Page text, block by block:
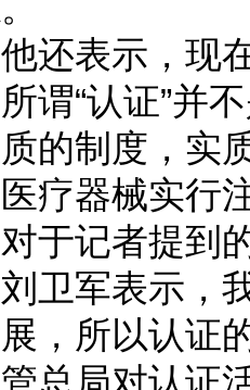
表示，现在
谓“认证”并
的制度，实
疗器械实行
记者提到的
卫军表示，
，所以认证
总局对认证